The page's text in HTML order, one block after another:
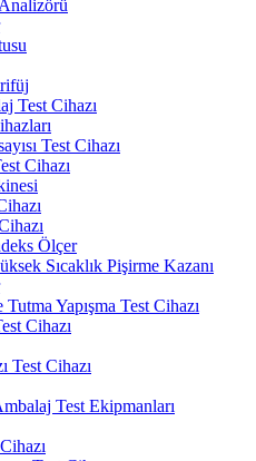
Test Cihazı
Test Cihazı
Cihazı
Ölçer
Sıcaklık Pişirme Kazanı
Tutma Yapışma Test Cihazı
Cihazı
Test Cihazı
Test Ekipmanları